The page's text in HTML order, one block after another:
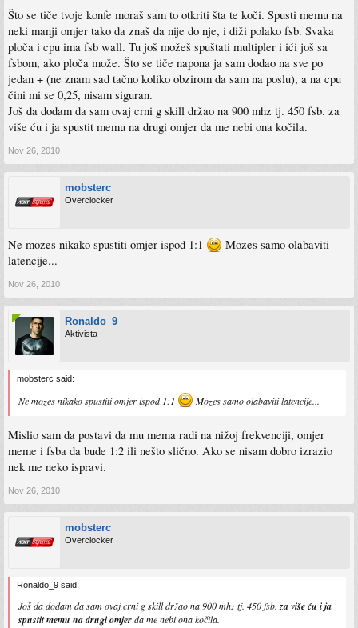
Što se tiče tvoje konfe moraš sam to otkriti šta te koči. Spusti memu na
neki manji omjer tako da znaš da nije do nje, i diži polako fsb. Svaka
ploča i cpu ima fsb wall. Tu još možeš spuštati multipler i ići još sa
fsbom, ako ploča može. Što se tiče napona ja sam dodao na sve po
jedan + (ne znam sad tačno koliko obzirom da sam na poslu), a na cpu
čini mi se 0,25, nisam siguran.
Još da dodam da sam ovaj crni g skill držao na 900 mhz tj. 450 fsb. za
više ću i ja spustit memu na drugi omjer da me nebi ona kočila.
Nov 26, 2010
mobsterc
Overclocker
Ne mozes nikako spustiti omjer ispod 1:1
Mozes samo olabaviti
latencije...
Nov 26, 2010
Ronaldo_9
Aktivista
mobsterc said:
Ne mozes nikako spustiti omjer ispod 1:1 Mozes samo olabaviti latencije...
Mislio sam da postavi da mu mema radi na nižoj frekvenciji, omjer
meme i fsba da bude 1:2 ili nešto slično. Ako se nisam dobro izrazio
nek me neko ispravi.
Nov 26, 2010
mobsterc
Overclocker
Ronaldo_9 said:
Još da dodam da sam ovaj crni g skill držao na 900 mhz tj. 450 fsb.za više ću i ja
spustit memu na drugi omjerda me nebi ona kočila.